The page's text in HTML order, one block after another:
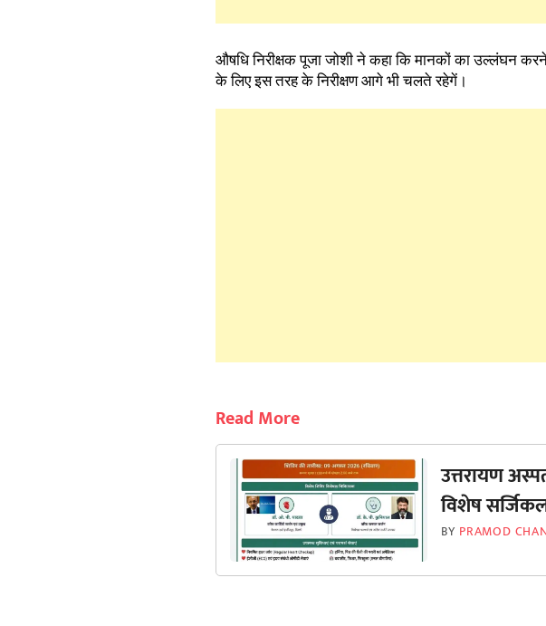
औषधि निरीक्षक पूजा जोशी ने कहा कि मानकों का उल्लंघन
के लिए इस तरह के निरीक्षण आगे भी चलते रहेगें।
Read More
उत्तरायण
विशेष
BY PRAMOD